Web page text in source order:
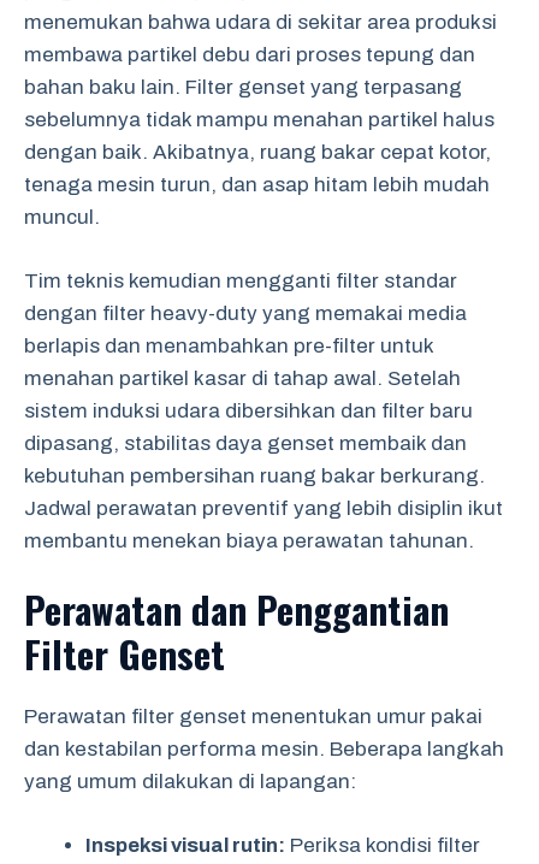
menemukan bahwa udara di sekitar area produksi
membawa partikel debu dari proses tepung dan
bahan baku lain. Filter genset yang terpasang
sebelumnya tidak mampu menahan partikel halus
dengan baik. Akibatnya, ruang bakar cepat kotor,
tenaga mesin turun, dan asap hitam lebih mudah
muncul.
Tim teknis kemudian mengganti filter standar
dengan filter heavy-duty yang memakai media
berlapis dan menambahkan pre-filter untuk
menahan partikel kasar di tahap awal. Setelah
sistem induksi udara dibersihkan dan filter baru
dipasang, stabilitas daya genset membaik dan
kebutuhan pembersihan ruang bakar berkurang.
Jadwal perawatan preventif yang lebih disiplin ikut
membantu menekan biaya perawatan tahunan.
Perawatan dan Penggantian
Filter Genset
Perawatan filter genset menentukan umur pakai
dan kestabilan performa mesin. Beberapa langkah
yang umum dilakukan di lapangan:
Inspeksi visual rutin: Periksa kondisi filter